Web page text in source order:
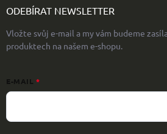
ODEBÍRAT NEWSLETTER
Vložte svůj e-mail a my vám budeme
produktech na našem e-shopu.
E-MAIL